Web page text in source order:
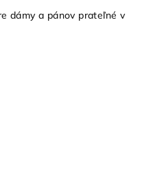
dámy a pánov prateľné v